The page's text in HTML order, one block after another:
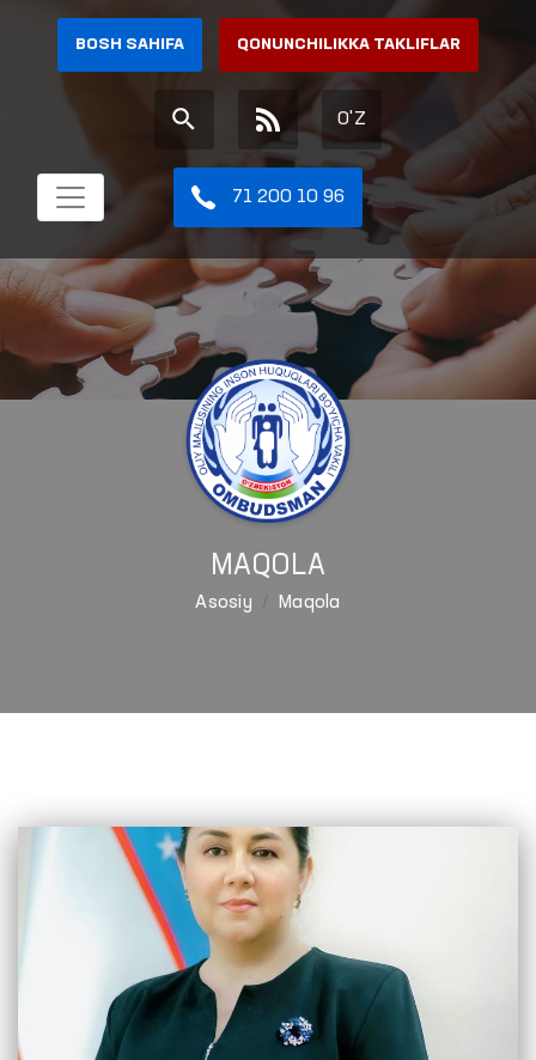
BOSH SAHIFA QONUNCHILIKKA TAKLIFLAR
O'Z
71 200 10 96
MAQOLA
Asosiy Maqola